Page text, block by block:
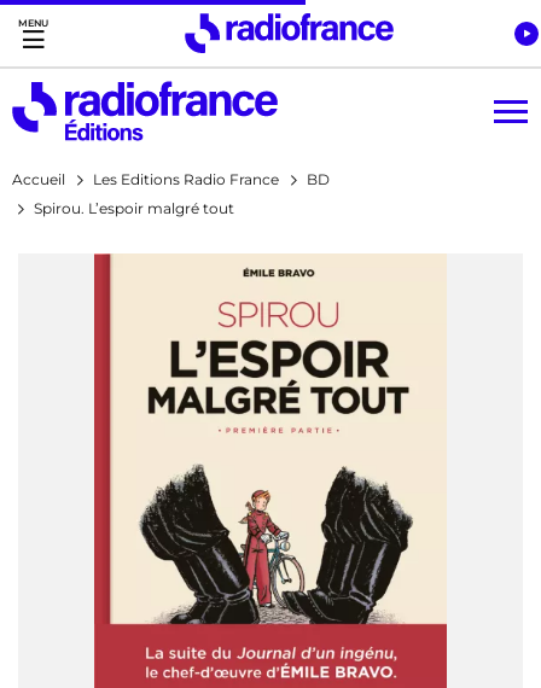
Accès direct :
Menu principal
Contenu
Accueil Les Editions Radio France
BD
Spirou. L’espoir malgré tout